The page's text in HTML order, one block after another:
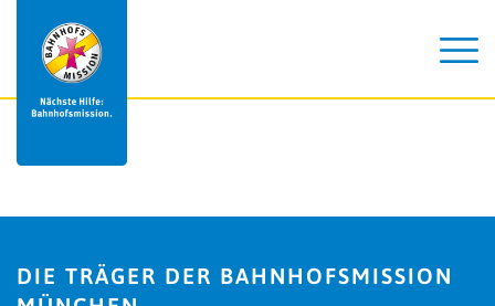
DIE TRÄGER DER BAHNHOFSMISSION